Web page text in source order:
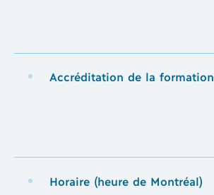
Accréditation de la formation
Horaire (heure de Montréal)